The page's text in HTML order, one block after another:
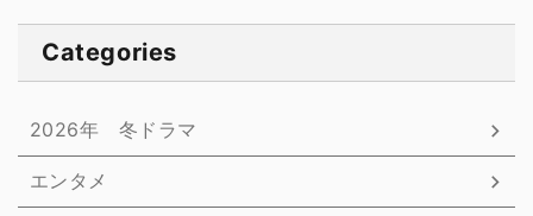
Categories
2026年 冬ドラマ
エンタメ